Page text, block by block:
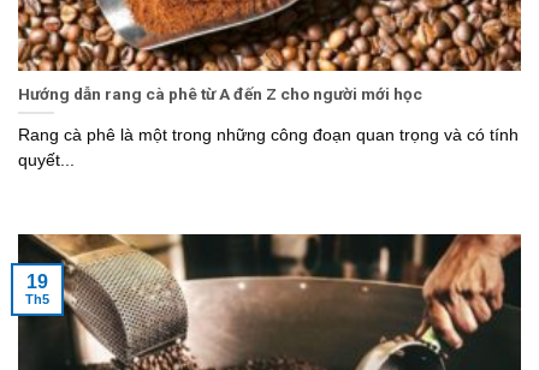
Hướng dẫn rang cà phê từ A đến Z cho người mới học
Rang cà phê là một trong những công đoạn quan trọng và có tính
quyết...
19
Th5